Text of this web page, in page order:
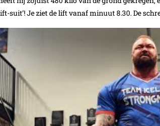
suit’! Je ziet de lift vanaf minuut 8.30. De